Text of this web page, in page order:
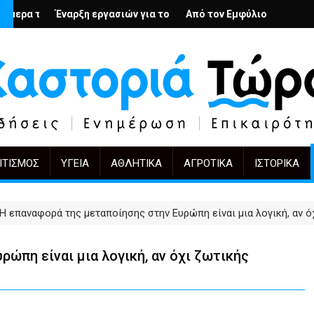
Ο Άρμιν Βέγκνερ απέναντι στη λήθη
για το Κέντρο Ημέρας Ολικής Φροντίδας στην Καστοριά
Από τον Εμφύλιο στην Πόλωση: το ίδιο έργο,
KIFF 51: Η εικόνα
ΥΓΕΊΑ ΑΘΛΗΤΙΚΆ ΑΓΡΟΤΙΚΆ ΙΣΤΟΡΙΚΆ
Η επαναφορά της μεταποίησης στην Ευρώπη είναι μια λογική, αν
είναι μια λογική, αν όχι ζωτικής